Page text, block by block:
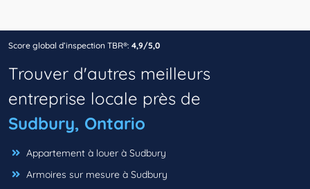
Score global d’inspection TBR®: 4,9/5,0
Trouver d'autres meilleurs
entreprise locale près de
Sudbury, Ontario
Appartement à louer à Sudbury
Armoires sur mesure à Sudbury